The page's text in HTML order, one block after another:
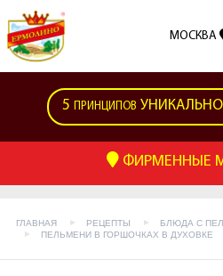
МОСКВА
5 ПРИНЦИПОВ
ФИРМЕННЫЕ
ГЛАВНАЯ РЕЦЕПТЫ
БЛЮДА С
ПЕЛЬМЕНИ В ГОРШОЧКАХ В ДУХОВКЕ